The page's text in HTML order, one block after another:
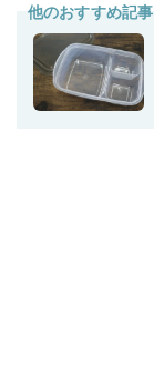
他のおすすめ記